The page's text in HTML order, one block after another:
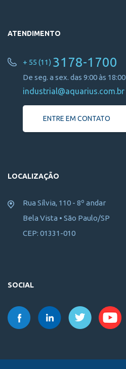
ATENDIMENTO
+ 55 (11) 3178-1700
De seg. a sex. das 9:00 às 18:00
industrial@aquarius.com.br
ENTRE EM CONTATO
LOCALIZAÇÃO
Rua Sílvia, 110 - 8º andar
Bela Vista • São Paulo/SP
CEP: 01331-010
SOCIAL